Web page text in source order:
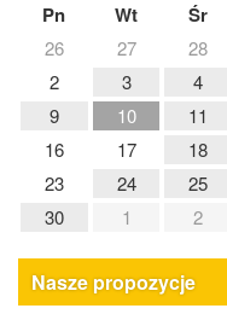
Pn Wt Śr
26 27 28
2
3 4
9
10 11
16
17 18
23
24 25
30
1 2
Nasze propozycje